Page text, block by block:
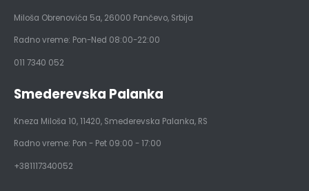
Miloša Obrenovića 5a, 26000 Pančevo, Srbija
Radno vreme: Pon-Ned 08:00-22:00
011 7340 052
Smederevska Palanka
Kneza Miloša 10,11420, Smederevska Palanka, RS
Radno vreme: Pon - Pet 09:00 - 17:00
+381117340052